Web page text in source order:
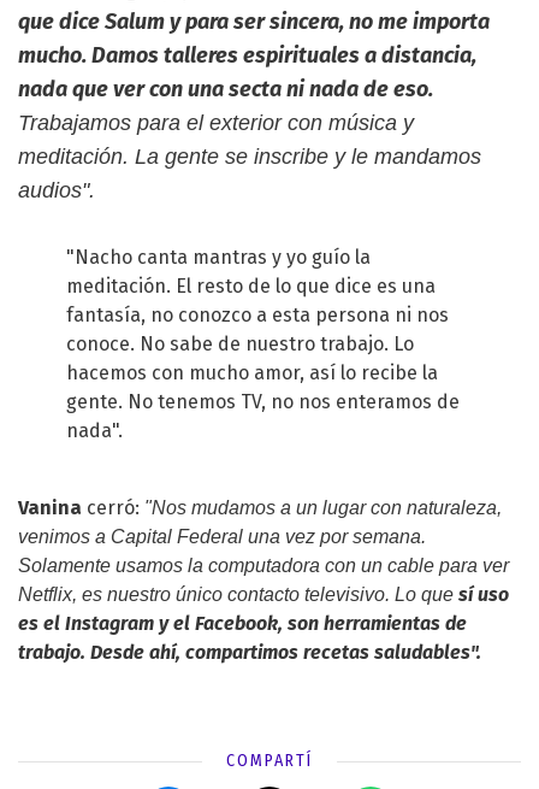
que dice Salum y para ser sincera, no me importa
mucho. Damos talleres espirituales a distancia,
nada que ver con una secta ni nada de eso.
Trabajamos para el exterior con música y
meditación. La gente se inscribe y le mandamos
audios".
"Nacho canta mantras y yo guío la
meditación. El resto de lo que dice es una
fantasía, no conozco a esta persona ni nos
conoce. No sabe de nuestro trabajo. Lo
hacemos con mucho amor, así lo recibe la
gente. No tenemos TV, no nos enteramos de
nada".
Vanina cerró: "Nos mudamos a un lugar con naturaleza,
venimos a Capital Federal una vez por semana.
Solamente usamos la computadora con un cable para ver
Netflix, es nuestro único contacto televisivo. Lo que sí uso
es el Instagram y el Facebook, son herramientas de
trabajo. Desde ahí, compartimos recetas saludables".
COMPARTÍ